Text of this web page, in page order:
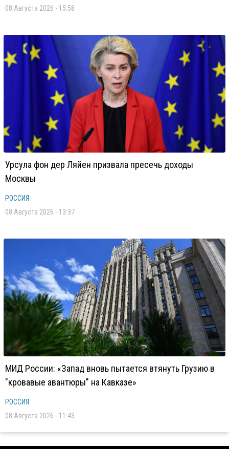
08 Августа 2026 - 15:58
Урсула фон дер Ляйен призвала пресечь доходы
Москвы
РОССИЯ
08 Августа 2026 - 13:37
МИД России: «Запад вновь пытается втянуть Грузию в
"кровавые авантюры" на Кавказе»
РОССИЯ
08 Августа 2026 - 11:43